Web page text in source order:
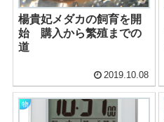
楊貴妃メダカの飼育を開
始 購入から繁殖までの
道
2019.10.08
物